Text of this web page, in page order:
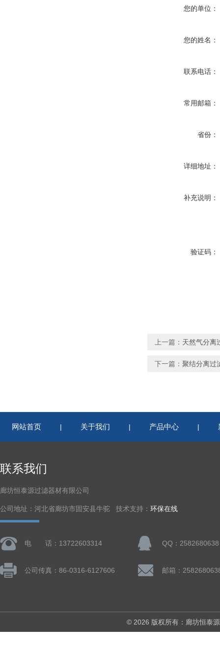
您的单位：
您的姓名：
联系电话：
常用邮箱：
省份：
详细地址：
补充说明：
验证码：
上一篇： 天然气分离
下一篇： 聚结分离过
网站首页 | 关于我们 | 产品中心 |
联系我们
廊坊恒泰源过滤器材有限公司
公司地址：河北省廊坊市固安县牛驼 技术支持： 环保在线
电 话：13722603314 QQ：2582680638
公司传真：86-0316-6127606 邮箱：
© 2026 版权所有：廊坊恒泰